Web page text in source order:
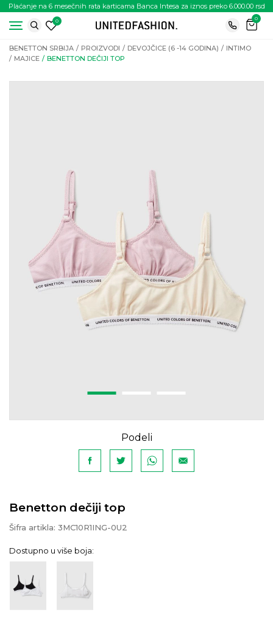
Plaćanje na 6 mesečnih rata karticama Banca Intesa za iznos preko 6.000.00 rsd
0
0
BENETTON SRBIJA PROIZVODI DEVOJČICE (6 -14 GODINA)
INTIMO
MAJICE
BENETTON DEČIJI TOP
Podeli
Benetton dečiji top
Šifra artikla: 3MC10R1ING-0U2
Dostupno u više boja: